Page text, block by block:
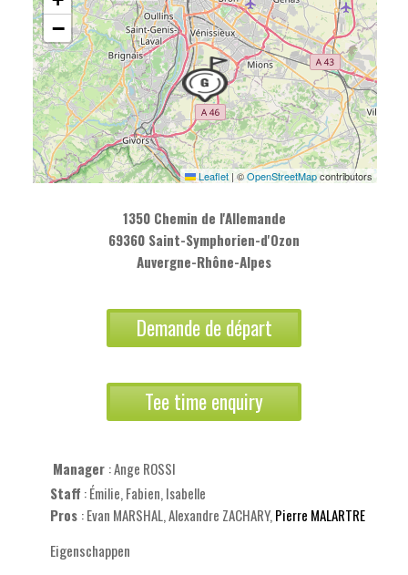
−
Leaflet | ©OpenStreetMapcontributors
1350 Chemin de l'Allemande
69360 Saint-Symphorien-d'Ozon
Auvergne-Rhône-Alpes
Demande de départ
Tee time enquiry
Manager :Ange ROSSI
Staff : Émilie, Fabien, Isabelle
Pros : Evan MARSHAL, Alexandre ZACHARY, Pierre MALARTRE
Eigenschappen